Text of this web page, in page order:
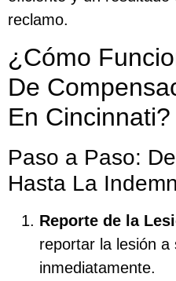
reclamo.
¿Cómo
De
En Cincinnati?
Paso a Paso:
Hasta La
Reporte de la
reportar la lesión a
inmediatamente.